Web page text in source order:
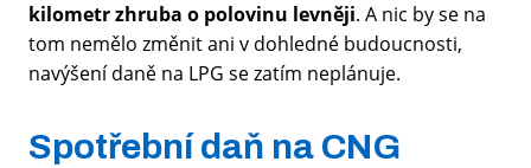
kilometr zhruba o polovinu levněji. A nic by se na
tom nemělo změnit ani v dohledné budoucnosti,
navýšení daně na LPG se zatím neplánuje.
Spotřební daň na CNG